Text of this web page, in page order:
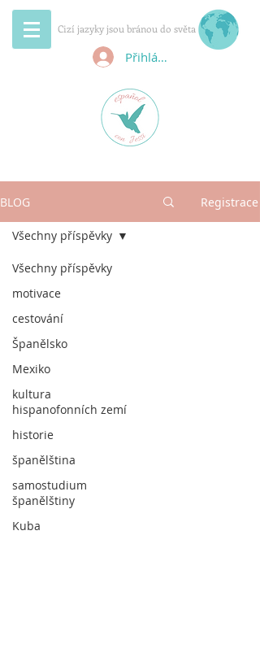
Cizí jazyky jsou bránou do světa
Přihlásit se
BLOG Registrace
Všechny příspěvky
motivace
cestování
Španělsko
Mexiko
kultura
hispanofonních zemí
historie
španělština
samostudium
španělštiny
Kuba
Všechny příspěvky